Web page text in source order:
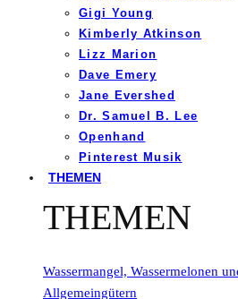
Gigi Young
Kimberly Atkinson
Lizz Marion
Dave Emery
Jane Evershed
Dr. Samuel B. Lee
Openhand
Pinterest Musik
THEMEN
THEMEN
Wassermangel, Wassermelonen
Allgemeingütern